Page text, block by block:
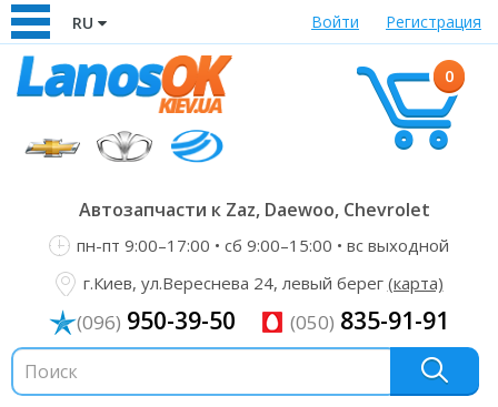
RU Войти Регистрация
0
Автозапчасти к Zaz, Daewoo, Chevrolet
пн-пт 9:00–17:00 • сб 9:00–15:00 • вс выходной
г.Киев, ул.Вереснева 24, левый берег (карта)
(096) 950-39-50 (050) 835-91-91